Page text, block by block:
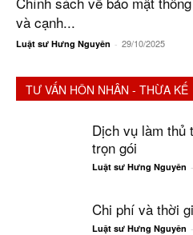
và cạnh...
Luật sư Hưng Nguyên - 29/10/2025
TƯ VẤN HÔN NHÂN - THỪA KẾ
Dịch vụ làm thủ
trọn gói
Luật sư Hưng Nguyên -
Chi phí và thời
Luật sư Hưng Nguyên -